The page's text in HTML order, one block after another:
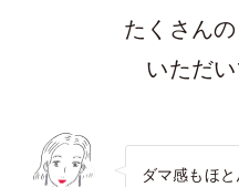
たくさん
いただ
ダマ感もほ